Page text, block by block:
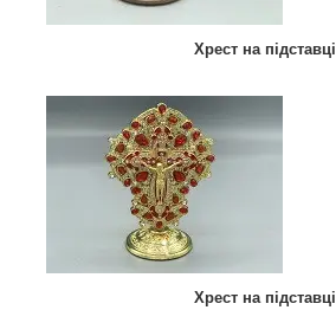
Хрест на підставці
Хрест на підставці